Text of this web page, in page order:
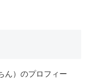
ん）のプロフィー